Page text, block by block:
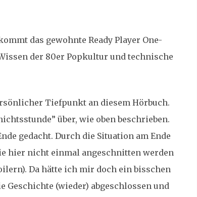
das gewohnte Ready Player One-
der 80er Popkultur und technische
Tiefpunkt an diesem Hörbuch.
über, wie oben beschrieben.
gedacht. Durch die Situation am Ende
hier nicht einmal angeschnitten werden
Da hätte ich mir doch ein bisschen
Geschichte (wieder) abgeschlossen und